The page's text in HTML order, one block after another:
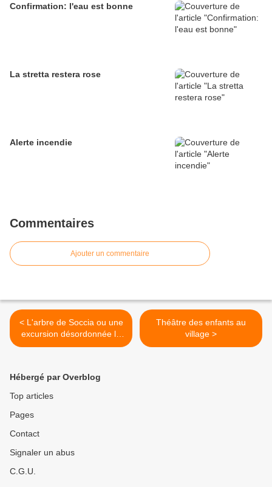
Confirmation: l'eau est bonne
La stretta restera rose
Alerte incendie
Commentaires
Ajouter un commentaire
< L'arbre de Soccia ou une
excursion désordonnée le
31 juillet 1965
Théâtre des enfants au
village >
Hébergé par Overblog
Top articles
Pages
Contact
Signaler un abus
C.G.U.